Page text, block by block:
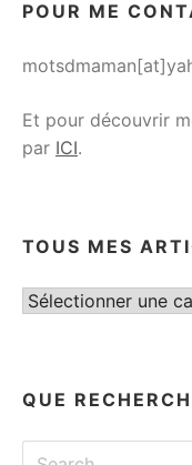
POUR ME
Et pour découvrir
par ICI.
TOUS MES
Tous
QUE
Search